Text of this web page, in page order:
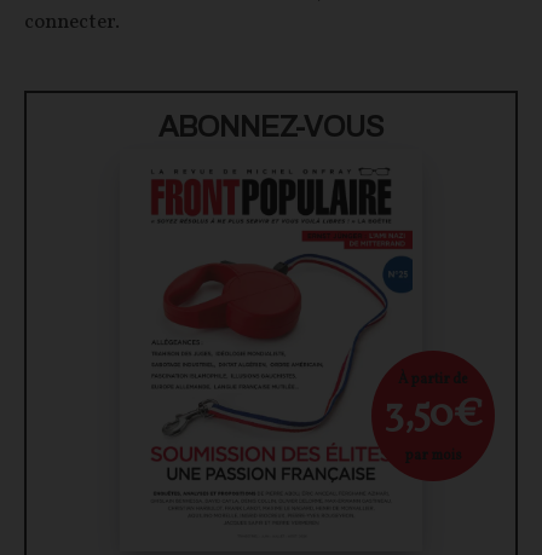
connecter.
ABONNEZ-VOUS
À partir de
3,50€
par mois